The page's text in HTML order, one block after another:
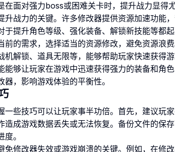
面对强力boss或困难关卡时，提升战力显得尤
升战力的关键。许多修改器提供资源加速功能
于提升角色等级、强化装备、解锁新技能等都
的需求，选择适当的资源修改，避免资源浪费
机解锁、道具无限等，能够帮助玩家快速获得
能够让玩家在游戏中迅速获得强力的装备和角
，影响游戏体验的平衡性。
一些技巧可以让玩家事半功倍。首先，建议玩
造成游戏数据丢失或无法恢复。备份文件的保
。
免修改器失效或游戏崩溃的关键。例如，在修